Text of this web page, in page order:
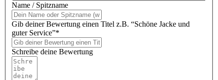
Name / Spitzname
Gib deiner Bewertung einen Titel z.B. “Schöne Jacke und
guter Service”*
Schreibe deine Bewertung